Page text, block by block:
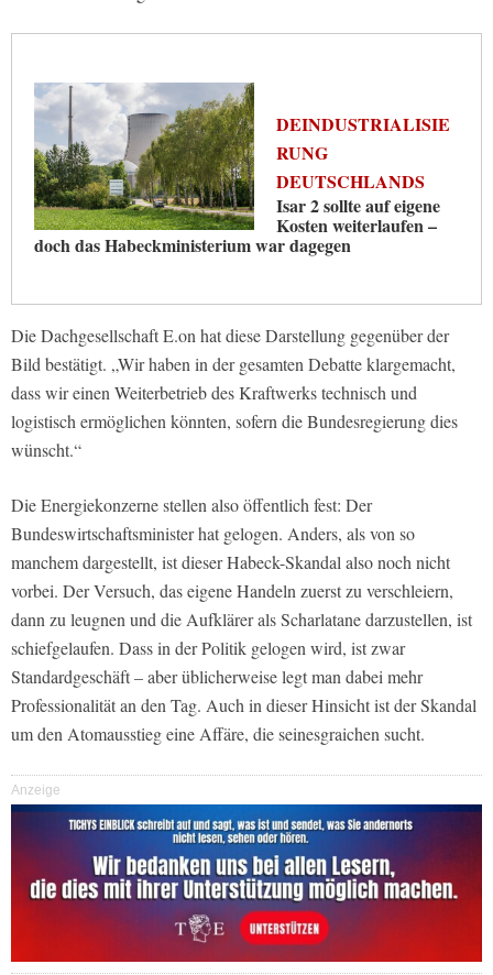
DEINDUSTRIALISIE
RUNG
DEUTSCHLANDS
Isar 2 sollte auf eigene
Kosten weiterlaufen –
doch das Habeckministerium war dagegen
Die Dachgesellschaft E.on hat diese Darstellung gegenüber der
Bild bestätigt. „Wir haben in der gesamten Debatte klargemacht,
dass wir einen Weiterbetrieb des Kraftwerks technisch und
logistisch ermöglichen könnten, sofern die Bundesregierung dies
wünscht.“
Die Energiekonzerne stellen also öffentlich fest: Der
Bundeswirtschaftsminister hat gelogen. Anders, als von so
manchem dargestellt, ist dieser Habeck-Skandal also noch nicht
vorbei. Der Versuch, das eigene Handeln zuerst zu verschleiern,
dann zu leugnen und die Aufklärer als Scharlatane darzustellen, ist
schiefgelaufen. Dass in der Politik gelogen wird, ist zwar
Standardgeschäft – aber üblicherweise legt man dabei mehr
Professionalität an den Tag. Auch in dieser Hinsicht ist der Skandal
um den Atomausstieg eine Affäre, die seinesgraichen sucht.
Anzeige